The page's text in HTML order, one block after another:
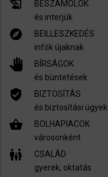
history_edu
BESZÁMOLÓK
és interjúk
explore
BEILLESZKEDÉS
infók újaknak
pan_tool
BÍRSÁGOK
és büntetések
verified_user
BIZTOSÍTÁS
és biztosítási ügyek
shopping_basket
BOLHAPIACOK
városonként
family_restroom
CSALÁD
gyerek, oktatás